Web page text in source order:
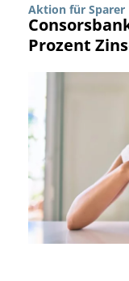
Aktion für Sparer
Prozent